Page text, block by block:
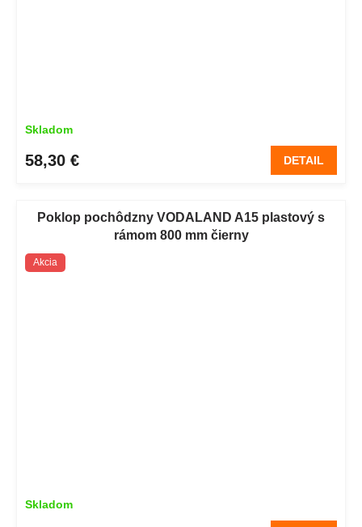
Skladom
58,30 € DETAIL
Poklop pochôdzny VODALAND A15 plastový s
rámom 800 mm čierny
Akcia
Skladom